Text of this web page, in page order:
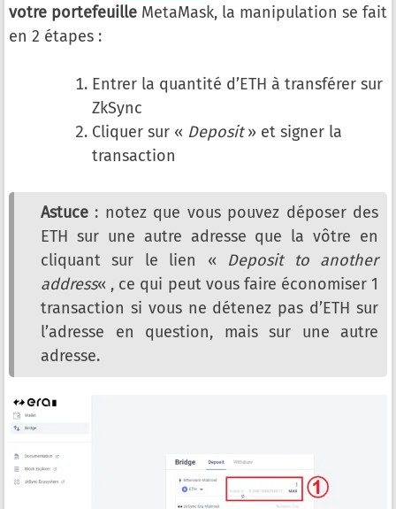
votre portefeuille MetaMask, la manipulation se fait
en 2 étapes :
Entrer la quantité d’ETH à transférer sur
ZkSync
Cliquer sur « Deposit» et signer la
transaction
Astuce : notez que vous pouvez déposer des
ETH sur une autre adresse que la vôtre en
cliquant sur le lien « Deposit to another
address« , ce qui peut vous faire économiser 1
transaction si vous ne détenez pas d’ETH sur
l’adresse en question, mais sur une autre
adresse.